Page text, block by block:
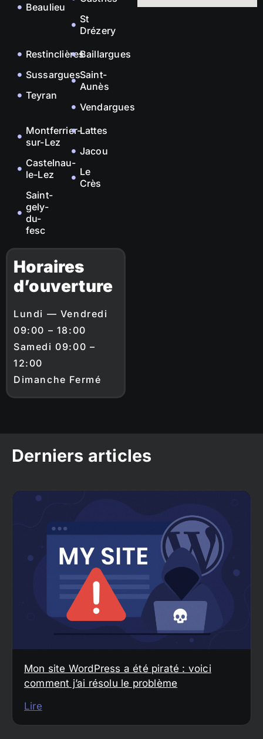
Beaulieu
St
Drézery
Restinclières
Sussargues
Teyran
Baillargues
Saint-
Aunès
Vendargues
Montferrier-
sur-Lez
Castelnau-
le-Lez
Saint-
gely-
du-
fesc
Lattes
Jacou
Le
Crès
Horaires
d’ouverture
Lundi — Vendredi
09:00 – 18:00
Samedi 09:00 –
12:00
Dimanche Fermé
Derniers articles
Mon site WordPress a été piraté : voici
comment j’ai résolu le problème
Lire